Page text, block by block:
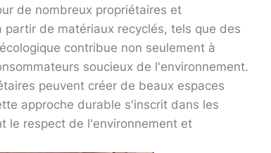
de nombreux propriétaires et
de matériaux recyclés, tels que des
contribue non seulement à
soucieux de l'environnement.
peuvent créer de beaux espaces
approche durable s'inscrit dans les
le respect de l'environnement et